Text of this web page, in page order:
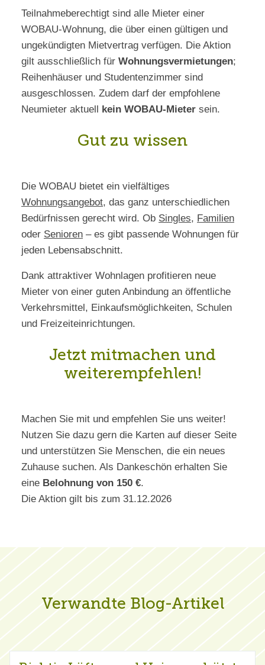
Teilnahmeberechtigt sind alle Mieter einer
WOBAU-Wohnung, die über einen gültigen und
ungekündigten Mietvertrag verfügen. Die Aktion
gilt ausschließlich für Wohnungsvermietungen;
Reihenhäuser und Studentenzimmer sind
ausgeschlossen. Zudem darf der empfohlene
Neumieter aktuell kein WOBAU-Mieter sein.
Gut zu wissen
Die WOBAU bietet ein vielfältiges
Wohnungsangebot, das ganz unterschiedlichen
Bedürfnissen gerecht wird. Ob Singles, Familien
oder Senioren – es gibt passende Wohnungen für
jeden Lebensabschnitt.
Dank attraktiver Wohnlagen profitieren neue
Mieter von einer guten Anbindung an öffentliche
Verkehrsmittel, Einkaufsmöglichkeiten, Schulen
und Freizeiteinrichtungen.
Jetzt mitmachen und
weiterempfehlen!
Machen Sie mit und empfehlen Sie uns weiter!
Nutzen Sie dazu gern die Karten auf dieser Seite
und unterstützen Sie Menschen, die ein neues
Zuhause suchen. Als Dankeschön erhalten Sie
eine Belohnung von 150 €.
Die Aktion gilt bis zum 31.12.2026
Verwandte Blog-Artikel